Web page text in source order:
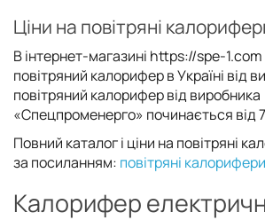
Ціни на повітряні
В інтернет-магазині https://spe-
повітряний калорифер в Україні від
повітряний калорифер від виробника
«Спецпроменерго» починається від
Повний каталог і ціни на повітряні
за посиланням: повітряні калорифери
Калорифер